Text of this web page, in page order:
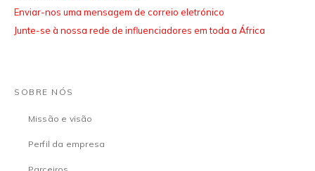
Enviar-nos uma mensagem de correio eletrónico
Junte-se à nossa rede de influenciadores em toda a África
SOBRE NÓS
Missão e visão
Perfil da empresa